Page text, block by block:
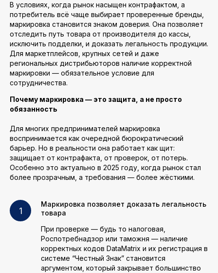
В условиях, когда рынок насыщен контрафактом, а
потребитель всё чаще выбирает проверенные бренды,
маркировка становится знаком доверия. Она позволяет
отследить путь товара от производителя до кассы,
исключить подделки, и доказать легальность продукции.
Для маркетплейсов, крупных сетей и даже
региональных дистрибьюторов наличие корректной
маркировки — обязательное условие для
сотрудничества.
Почему маркировка — это защита, а не просто
обязанность
Для многих предпринимателей маркировка
воспринимается как очередной бюрократический
барьер. Но в реальности она работает как щит:
защищает от контрафакта, от проверок, от потерь.
Особенно это актуально в 2025 году, когда рынок стал
более прозрачным, а требования — более жёсткими.
Маркировка позволяет доказать легальность
товара
При проверке — будь то налоговая,
Роспотребнадзор или таможня — наличие
корректных кодов DataMatrix и их регистрация в
системе “Честный Знак” становится
аргументом, который закрывает большинство